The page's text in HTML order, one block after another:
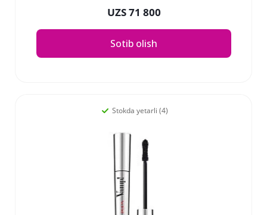
UZS 71 800
Sotib olish
Stokda yetarli (4)